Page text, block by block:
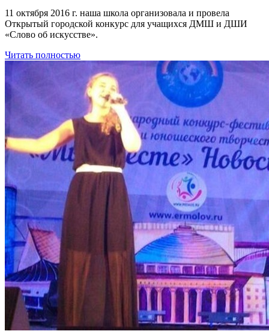
11 октября 2016 г. наша школа организовала и провела
Открытый городской конкурс для учащихся ДМШ и ДШИ
«Слово об искусстве».
Читать полностью